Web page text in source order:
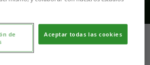
Aceptar todas las cookies
de